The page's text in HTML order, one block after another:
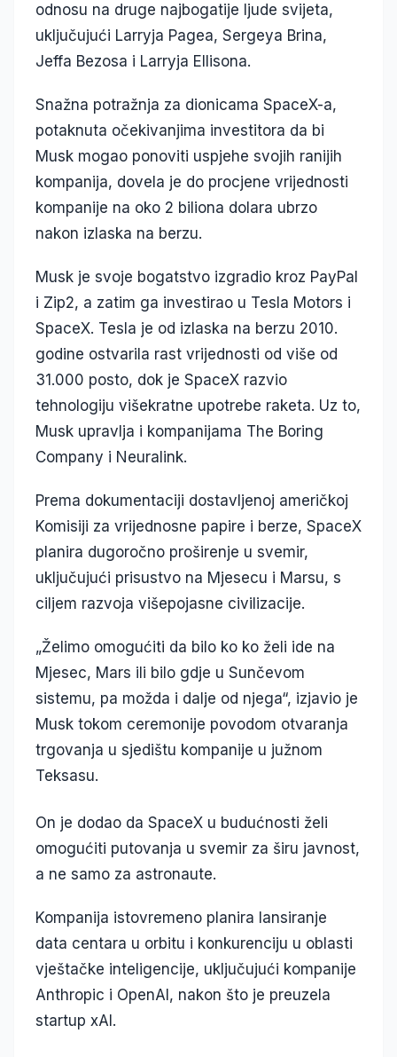
odnosu na druge najbogatije ljude svijeta,
uključujući Larryja Pagea, Sergeya Brina,
Jeffa Bezosa i Larryja Ellisona.
Snažna potražnja za dionicama SpaceX-a,
potaknuta očekivanjima investitora da bi
Musk mogao ponoviti uspjehe svojih ranijih
kompanija, dovela je do procjene vrijednosti
kompanije na oko 2 biliona dolara ubrzo
nakon izlaska na berzu.
Musk je svoje bogatstvo izgradio kroz PayPal
i Zip2, a zatim ga investirao u Tesla Motors i
SpaceX. Tesla je od izlaska na berzu 2010.
godine ostvarila rast vrijednosti od više od
31.000 posto, dok je SpaceX razvio
tehnologiju višekratne upotrebe raketa. Uz to,
Musk upravlja i kompanijama The Boring
Company i Neuralink.
Prema dokumentaciji dostavljenoj američkoj
Komisiji za vrijednosne papire i berze, SpaceX
planira dugoročno proširenje u svemir,
uključujući prisustvo na Mjesecu i Marsu, s
ciljem razvoja višepojasne civilizacije.
„Želimo omogućiti da bilo ko ko želi ide na
Mjesec, Mars ili bilo gdje u Sunčevom
sistemu, pa možda i dalje od njega“, izjavio je
Musk tokom ceremonije povodom otvaranja
trgovanja u sjedištu kompanije u južnom
Teksasu.
On je dodao da SpaceX u budućnosti želi
omogućiti putovanja u svemir za širu javnost,
a ne samo za astronaute.
Kompanija istovremeno planira lansiranje
data centara u orbitu i konkurenciju u oblasti
vještačke inteligencije, uključujući kompanije
Anthropic i OpenAI, nakon što je preuzela
startup xAI.